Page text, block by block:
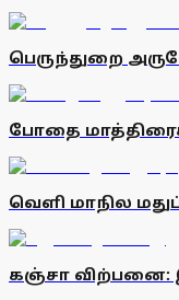
பெருந்துறை
போதை
வெளி மாநில
கஞ்சா விற்பனை: